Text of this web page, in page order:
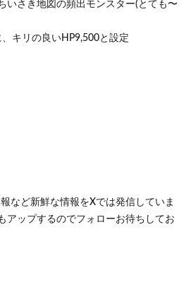
さき地図の頻出モンスター(とても〜
キリの良いHP9,500と設定
など新鮮な情報をXでは発信していま
アップするのでフォローお待ちしてお